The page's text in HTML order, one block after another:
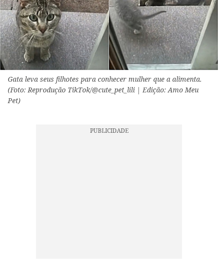
Gata leva seus filhotes para conhecer mulher que a alimenta.
(Foto: Reprodução TikTok/@cute_pet_lili | Edição: Amo Meu
Pet)